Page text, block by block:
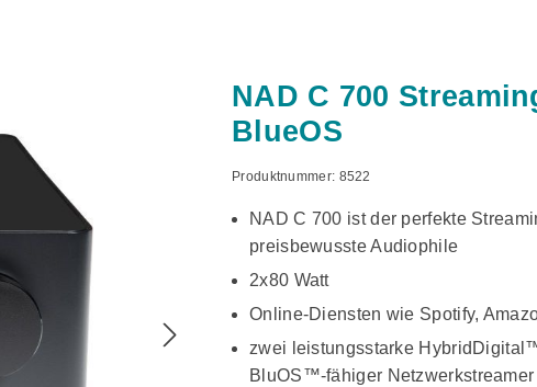
NAD C 700
BlueOS
Produktnummer: 8522
NAD C 700 ist der perfekte
preisbewusste Audiophile
2x80 Watt
Online-Diensten wie Spotify,
zwei leistungsstarke
BluOS™-fähiger Netzwerkstreamer